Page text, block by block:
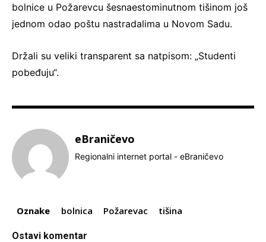
bolnice u Požarevcu šesnaestominutnom tišinom još
jednom odao poštu nastradalima u Novom Sadu.
Držali su veliki transparent sa natpisom: „Studenti
pobeđuju“.
eBraničevo
Regionalni internet portal - eBraničevo
Oznake bolnica Požarevac tišina
Ostavi komentar